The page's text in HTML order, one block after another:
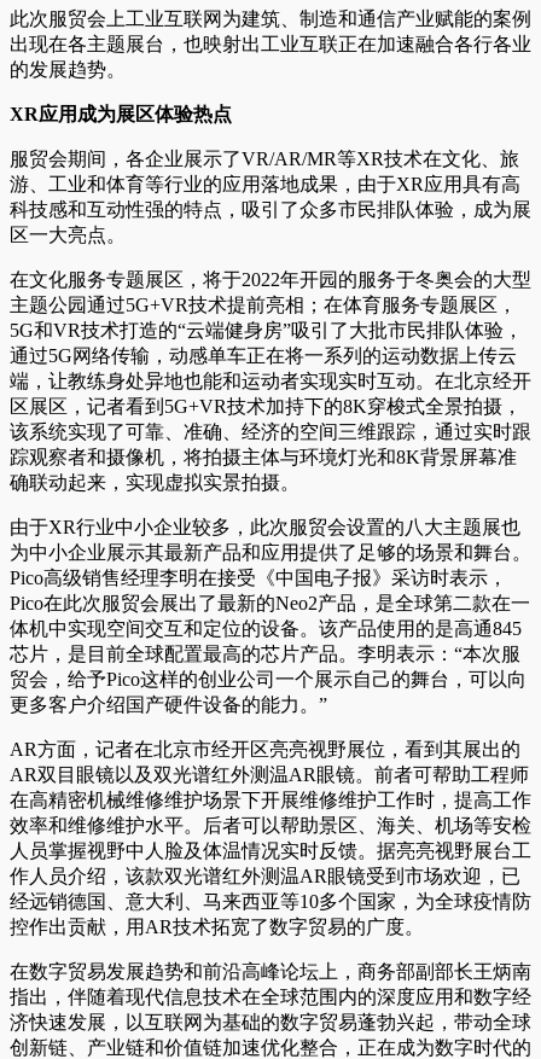
此次服贸会上工业互联网为建筑、制造和通信产业赋能的案例
出现在各主题展台，也映射出工业互联正在加速融合各行各业
的发展趋势。
XR应用成为展区体验热点
服贸会期间，各企业展示了VR/AR/MR等XR技术在文化、旅
游、工业和体育等行业的应用落地成果，由于XR应用具有高
科技感和互动性强的特点，吸引了众多市民排队体验，成为展
区一大亮点。
在文化服务专题展区，将于2022年开园的服务于冬奥会的大型
主题公园通过5G+VR技术提前亮相；在体育服务专题展区，
5G和VR技术打造的“云端健身房”吸引了大批市民排队体验，
通过5G网络传输，动感单车正在将一系列的运动数据上传云
端，让教练身处异地也能和运动者实现实时互动。在北京经开
区展区，记者看到5G+VR技术加持下的8K穿梭式全景拍摄，
该系统实现了可靠、准确、经济的空间三维跟踪，通过实时跟
踪观察者和摄像机，将拍摄主体与环境灯光和8K背景屏幕准
确联动起来，实现虚拟实景拍摄。
由于XR行业中小企业较多，此次服贸会设置的八大主题展也
为中小企业展示其最新产品和应用提供了足够的场景和舞台。
Pico高级销售经理李明在接受《中国电子报》采访时表示，
Pico在此次服贸会展出了最新的Neo2产品，是全球第二款在一
体机中实现空间交互和定位的设备。该产品使用的是高通845
芯片，是目前全球配置最高的芯片产品。李明表示：“本次服
贸会，给予Pico这样的创业公司一个展示自己的舞台，可以向
更多客户介绍国产硬件设备的能力。”
AR方面，记者在北京市经开区亮亮视野展位，看到其展出的
AR双目眼镜以及双光谱红外测温AR眼镜。前者可帮助工程师
在高精密机械维修维护场景下开展维修维护工作时，提高工作
效率和维修维护水平。后者可以帮助景区、海关、机场等安检
人员掌握视野中人脸及体温情况实时反馈。据亮亮视野展台工
作人员介绍，该款双光谱红外测温AR眼镜受到市场欢迎，已
经远销德国、意大利、马来西亚等10多个国家，为全球疫情防
控作出贡献，用AR技术拓宽了数字贸易的广度。
在数字贸易发展趋势和前沿高峰论坛上，商务部副部长王炳南
指出，伴随着现代信息技术在全球范围内的深度应用和数字经
济快速发展，以互联网为基础的数字贸易蓬勃兴起，带动全球
创新链、产业链和价值链加速优化整合，正在成为数字时代的